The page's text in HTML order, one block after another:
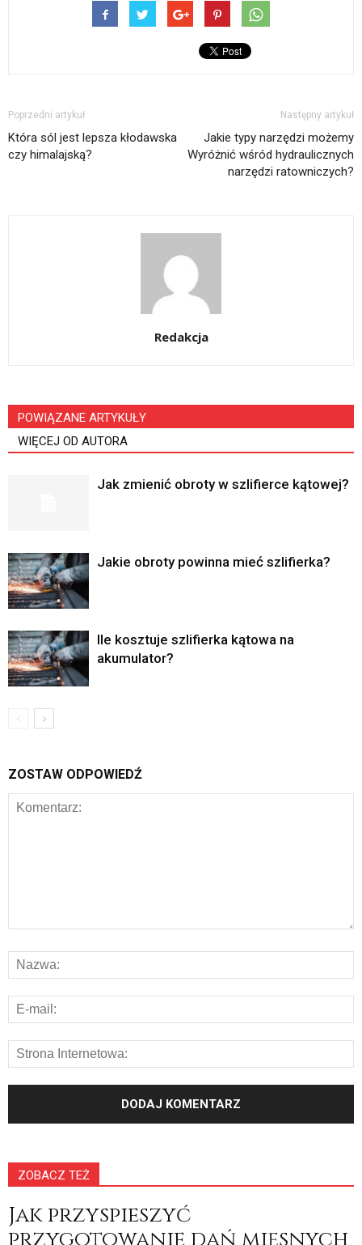
Poprzedni artykuł
Która sól jest lepsza kłodawska
czy himalajską?
Następny artykuł
Jakie typy narzędzi możemy
Wyróżnić wśród hydraulicznych
narzędzi ratowniczych?
Redakcja
POWIĄZANE ARTYKUŁY
WIĘCEJ OD AUTORA
Jak zmienić obroty w szlifierce kątowej?
Jakie obroty powinna mieć szlifierka?
Ile kosztuje szlifierka kątowa na
akumulator?
ZOSTAW ODPOWIEDŹ
ZOBACZ TEŻ
Jak przyspieszyć